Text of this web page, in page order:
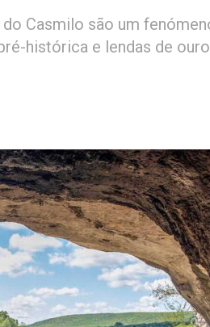
Casmilo são um
histórica e lendas de